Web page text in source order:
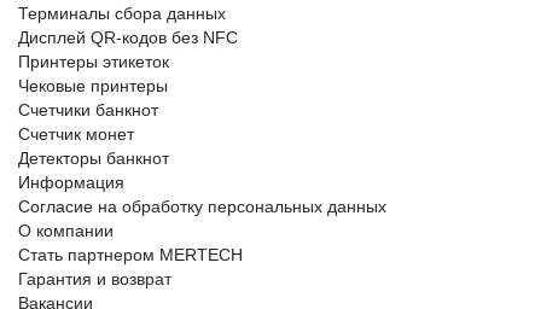
Терминалы сбора данных
Дисплей QR-кодов без NFC
Принтеры этикеток
Чековые принтеры
Счетчики банкнот
Счетчик монет
Детекторы банкнот
Информация
Согласие на обработку персональных данных
О компании
Стать партнером MERTECH
Гарантия и возврат
Вакансии